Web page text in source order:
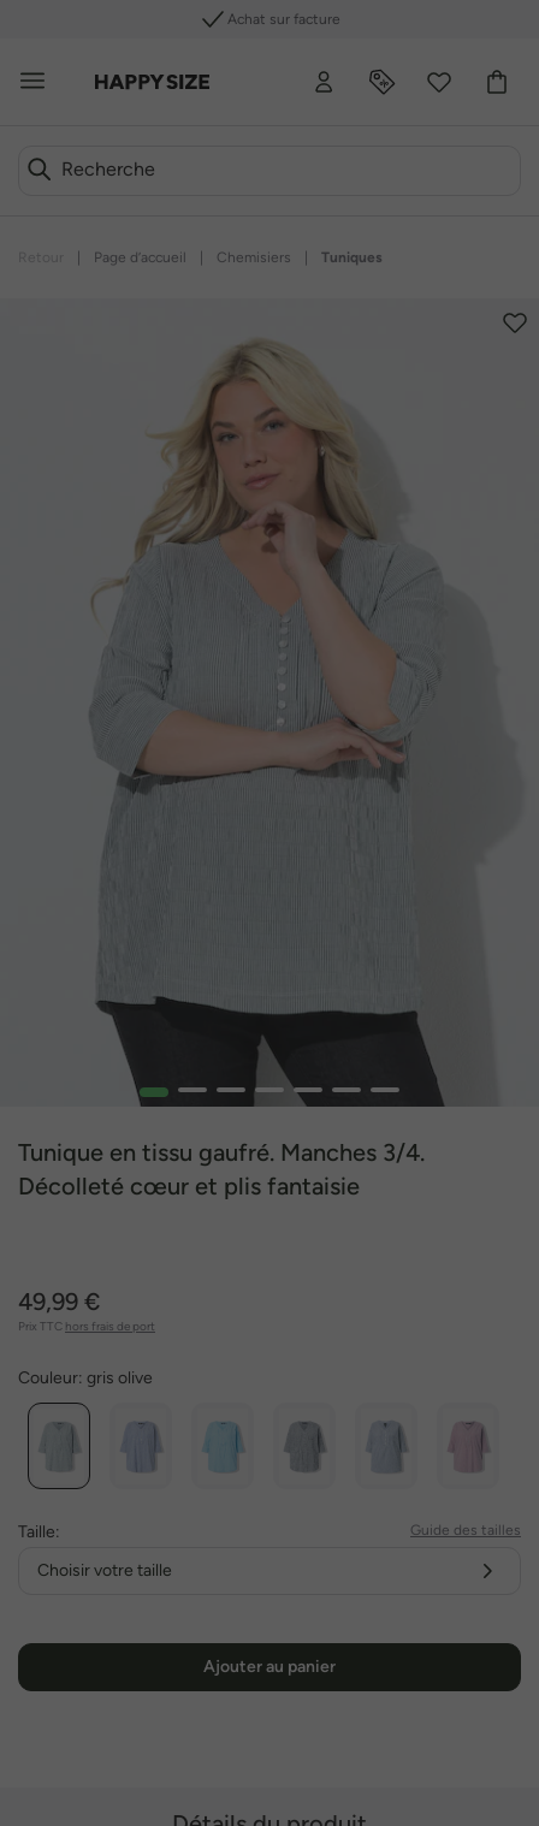
Achat sur facture
Page d’accueil Chemisiers Tuniques
1 2 3 4 5 6 7
Tunique en tissu gaufré. Manches 3/4.
Décolleté cœur et plis fantaisie
49,99 €
Prix TTC hors frais de port
Couleur: gris olive
Taille: Guide des tailles
Choisir votre taille
Ajouter au panier